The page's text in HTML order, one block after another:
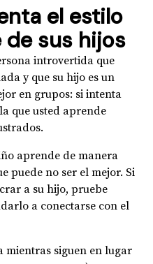
el estilo
de sus hijos
introvertida que
y que su hijo es un
en grupos: si intenta
que usted aprende
aprende de manera
puede no ser el mejor. Si
a su hijo, pruebe
a conectarse con el
mientras siguen en lugar